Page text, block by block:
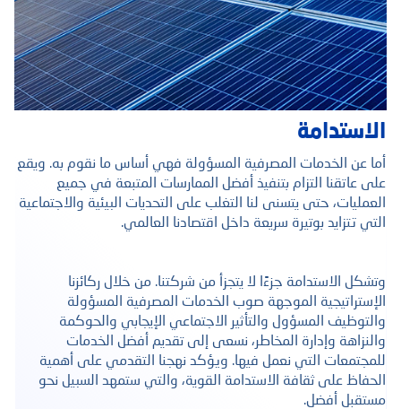
الاستدامة
أما عن الخدمات المصرفية المسؤولة فهي أساس ما نقوم به. ويقع
على عاتقنا التزام بتنفيذ أفضل الممارسات المتبعة في جميع
العمليات، حتى يتسنى لنا التغلب على التحديات البيئية والاجتماعية
التي تتزايد بوتيرة سريعة داخل اقتصادنا العالمي.
وتشكل الاستدامة جزءًا لا يتجزأ من شركتنا. من خلال ركائزنا
الإستراتيجية الموجهة صوب الخدمات المصرفية المسؤولة
والتوظيف المسؤول والتأثير الاجتماعي الإيجابي والحوكمة
والنزاهة وإدارة المخاطر، نسعى إلى تقديم أفضل الخدمات
للمجتمعات التي نعمل فيها. ويؤكد نهجنا التقدمي على أهمية
الحفاظ على ثقافة الاستدامة القوية، والتي ستمهد السبيل نحو
مستقبل أفضل.